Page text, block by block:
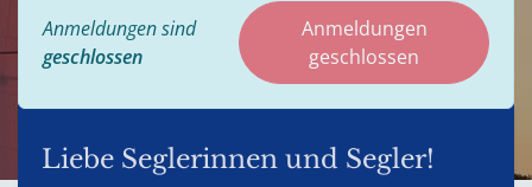
Anmeldungen sind
geschlossen
Anmeldungen
geschlossen
Liebe Seglerinnen und Segler!